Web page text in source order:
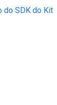
do SDK do Kit